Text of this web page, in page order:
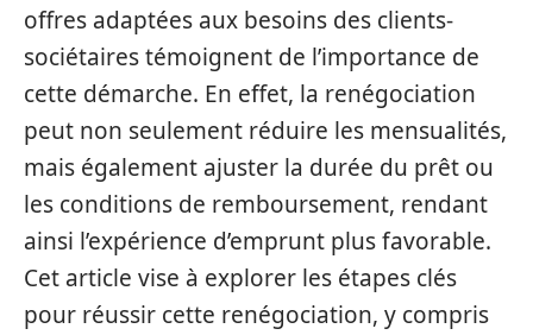
offres adaptées aux besoins des clients-
sociétaires témoignent de l’importance de
cette démarche. En effet, la renégociation
peut non seulement réduire les mensualités,
mais également ajuster la durée du prêt ou
les conditions de remboursement, rendant
ainsi l’expérience d’emprunt plus favorable.
Cet article vise à explorer les étapes clés
pour réussir cette renégociation, y compris